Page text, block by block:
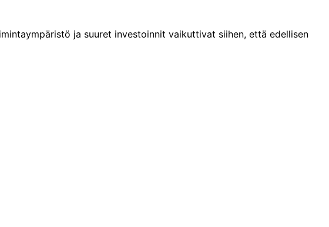
ja suuret investoinnit vaikuttivat siihen, että edellisen